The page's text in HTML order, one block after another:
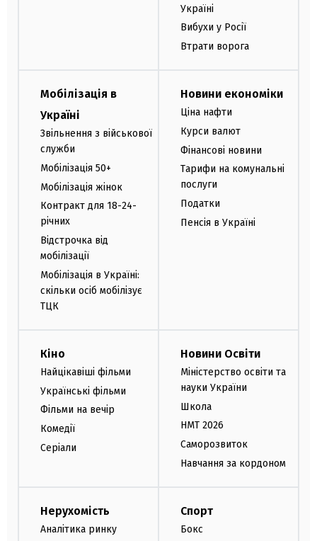
Україні
Вибухи у Росії
Втрати ворога
Мобілізація в
Україні
Звільнення з військової
служби
Мобілізація 50+
Мобілізація жінок
Контракт для 18-24-
річних
Відстрочка від
мобілізації
Мобілізація в Україні:
скільки осіб мобілізує
ТЦК
Новини економіки
Ціна нафти
Курси валют
Фінансові новини
Тарифи на комунальні
послуги
Податки
Пенсія в Україні
Кіно
Найцікавіші фільми
Українські фільми
Фільми на вечір
Комедії
Серіали
Новини Освіти
Міністерство освіти та
науки України
Школа
НМТ 2026
Саморозвиток
Навчання за кордоном
Нерухомість
Аналітика ринку
Спорт
Бокс